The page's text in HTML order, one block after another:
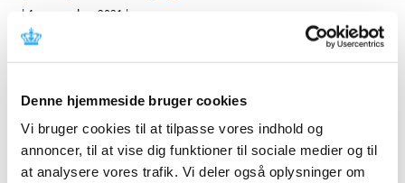
Denne hjemmeside bruger cookies
Vi bruger cookies til at tilpasse vores indhold og
annoncer, til at vise dig funktioner til sociale medier og til
at analysere vores trafik. Vi deler også oplysninger om
| 4. november 2021 |
Lægemiddelstyrelsen har behandlet i alt 10.372
Lægemiddelstyrelsens vejledning om
ekstraordinære tiltag i kliniske forsøg under
COVID-19 forlænges ikke efter 1. december
2021